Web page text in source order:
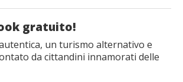
gratuito!
un turismo alternativo e
da cittandini innamorati delle